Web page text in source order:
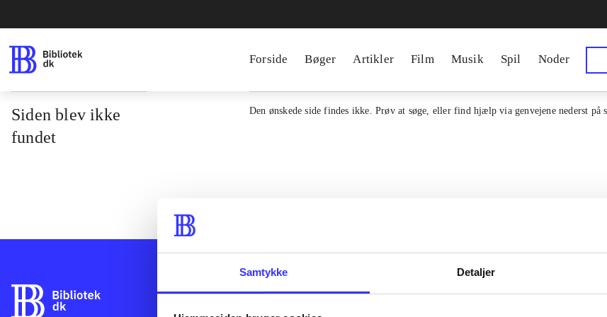
Samtykke Detaljer
Forside Bøger Artikler Film Musik Spil Noder
Siden blev ikke
fundet
Den ønskede side findes ikke. Prøv at søge, eller find hjælp via genvejene nederst på
Bibliotek.dk er en samlet indgang til alle danske
Kontakt